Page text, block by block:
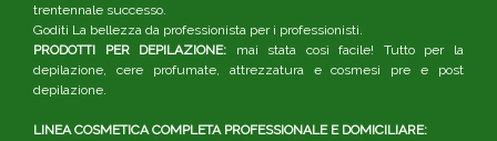
trentennale successo.
Goditi La bellezza da professionista per i professionisti.
PRODOTTI PER DEPILAZIONE: mai stata così facile! Tutto per la
depilazione, cere profumate, attrezzatura e cosmesi pre e post
depilazione.
LINEA COSMETICA COMPLETA PROFESSIONALE E DOMICILIARE: